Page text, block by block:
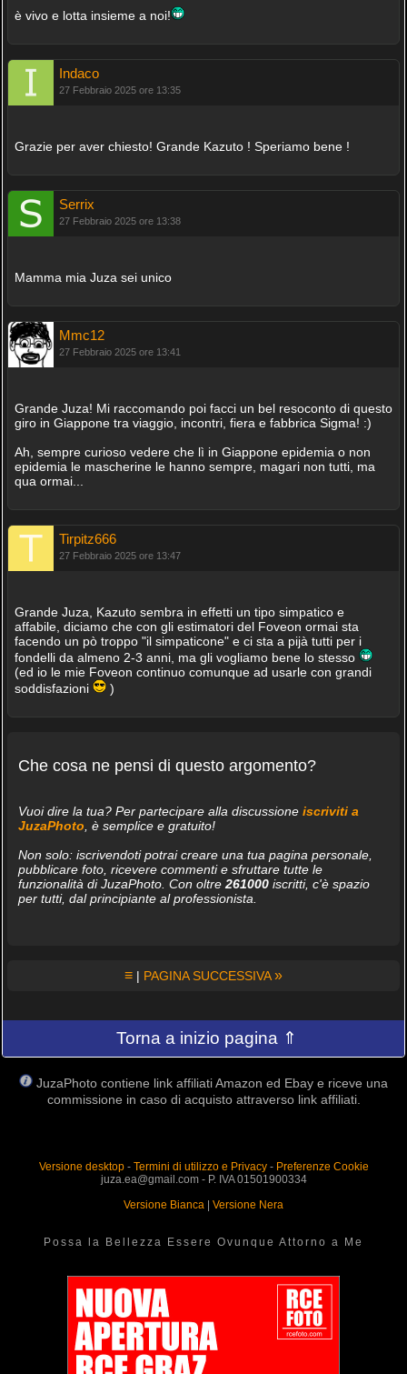
è vivo e lotta insieme a noi!
Indaco
27 Febbraio 2025 ore 13:35
Grazie per aver chiesto! Grande Kazuto ! Speriamo bene !
Serrix
27 Febbraio 2025 ore 13:38
Mamma mia Juza sei unico
Mmc12
27 Febbraio 2025 ore 13:41
Grande Juza! Mi raccomando poi facci un bel resoconto di questo
giro in Giappone tra viaggio, incontri, fiera e fabbrica Sigma! :)
Ah, sempre curioso vedere che lì in Giappone epidemia o non
epidemia le mascherine le hanno sempre, magari non tutti, ma
qua ormai...
Tirpitz666
27 Febbraio 2025 ore 13:47
Grande Juza, Kazuto sembra in effetti un tipo simpatico e
affabile, diciamo che con gli estimatori del Foveon ormai sta
facendo un pò troppo "il simpaticone" e ci sta a pijà tutti per i
fondelli da almeno 2-3 anni, ma gli vogliamo bene lo stesso
(ed io le mie Foveon continuo comunque ad usarle con grandi
soddisfazioni
)
Che cosa ne pensi di questo argomento?
Vuoi dire la tua? Per partecipare alla discussione iscriviti a
JuzaPhoto, è semplice e gratuito!
Non solo: iscrivendoti potrai creare una tua pagina personale,
pubblicare foto, ricevere commenti e sfruttare tutte le
funzionalità di JuzaPhoto. Con oltre261000iscritti, c'è spazio
per tutti, dal principiante al professionista.
≡ | PAGINA SUCCESSIVA»
Torna a inizio pagina ⇑
JuzaPhoto contiene link affiliati Amazon ed Ebay e riceve una
commissione in caso di acquisto attraverso link affiliati.
Versione desktop- Termini di utilizzo e Privacy- Preferenze Cookie
juza.ea@gmail.com - P. IVA 01501900334
Versione Bianca
Versione Nera
Possa la Bellezza Essere Ovunque Attorno a Me